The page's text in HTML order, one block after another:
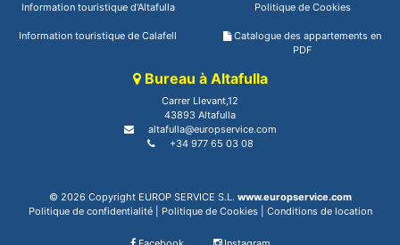
Information touristique d'Altafulla
Information touristique de Calafell
Politique de Cookies
Catalogue des appartements en
PDF
Bureau à Altafulla
Carrer Llevant,12
43893 Altafulla
altafulla@europservice.com
+34 977 65 03 08
© 2026 Copyright EUROP SERVICE S.L. www.europservice.com
Politique de confidentialité| Politique de Cookies| Conditions de location